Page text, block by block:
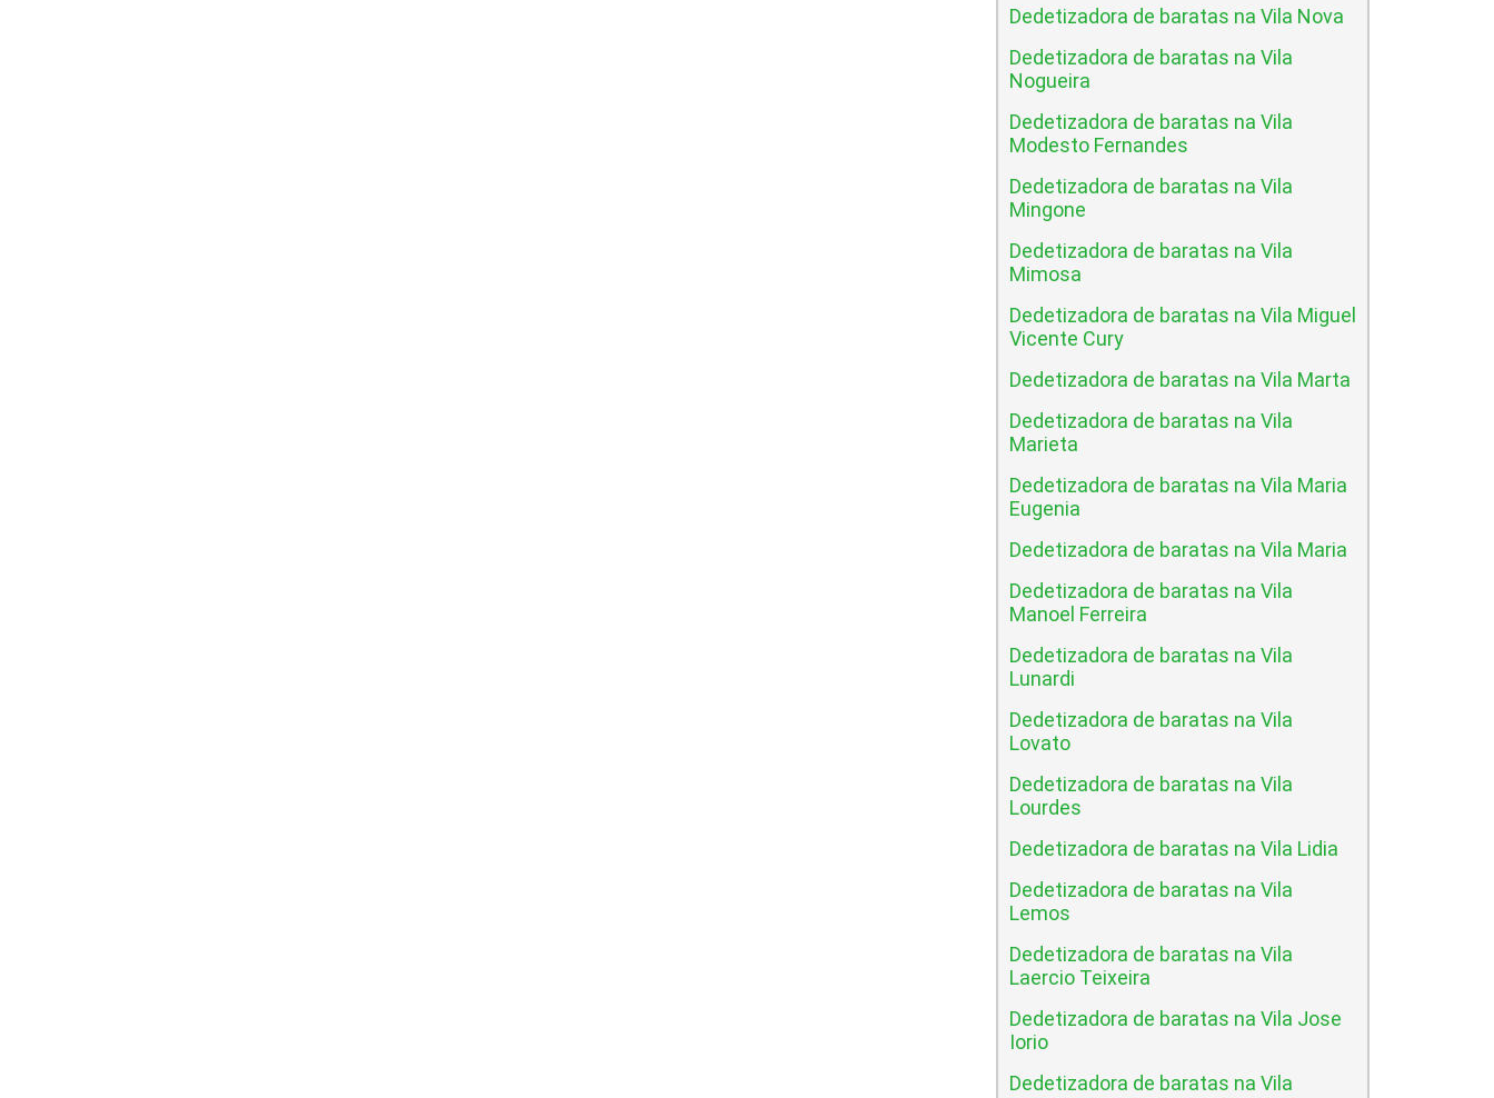
Dedetizadora de baratas na Vila Nova
Dedetizadora de baratas na Vila
Nogueira
Dedetizadora de baratas na Vila
Modesto Fernandes
Dedetizadora de baratas na Vila
Mingone
Dedetizadora de baratas na Vila
Mimosa
Dedetizadora de baratas na Vila Miguel
Vicente Cury
Dedetizadora de baratas na Vila Marta
Dedetizadora de baratas na Vila
Marieta
Dedetizadora de baratas na Vila Maria
Eugenia
Dedetizadora de baratas na Vila Maria
Dedetizadora de baratas na Vila
Manoel Ferreira
Dedetizadora de baratas na Vila
Lunardi
Dedetizadora de baratas na Vila
Lovato
Dedetizadora de baratas na Vila
Lourdes
Dedetizadora de baratas na Vila Lidia
Dedetizadora de baratas na Vila
Lemos
Dedetizadora de baratas na Vila
Laercio Teixeira
Dedetizadora de baratas na Vila Jose
Iorio
Dedetizadora de baratas na Vila